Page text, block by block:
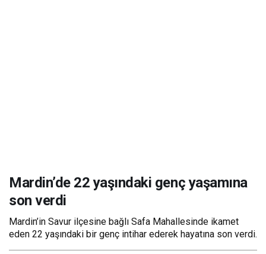
Mardin’de 22 yaşındaki genç yaşamına
son verdi
Mardin’in Savur ilçesine bağlı Safa Mahallesinde ikamet
eden 22 yaşındaki bir genç intihar ederek hayatına son verdi.